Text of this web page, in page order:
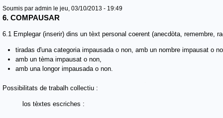
Soumis par admin le jeu, 03/10/2013 - 19:49
6. COMPAUSAR
6.1 Emplegar (inserir) dins un tèxt personal coerent (anecdòta, remembre,
tiradas d'una categoria impausada o non, amb un nombre impausat o
amb un tèma impausat o non,
amb una longor impausada o non.
Possibilitats de trabalh collectiu :
los tèxtes escriches :